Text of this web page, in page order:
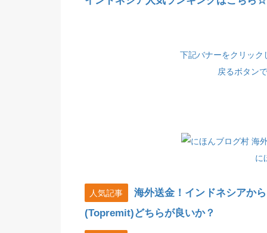
下記バナーをクリック
戻るボタン
に
人気記事
海外送金！インドネシアか
(Topremit)どちらが良いか？